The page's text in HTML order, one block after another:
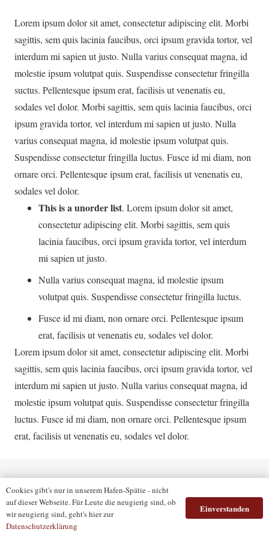
Lorem ipsum dolor sit amet, consectetur adipiscing elit. Morbi
sagittis, sem quis lacinia faucibus, orci ipsum gravida tortor, vel
interdum mi sapien ut justo. Nulla varius consequat magna, id
molestie ipsum volutpat quis. Suspendisse consectetur fringilla
suctus. Pellentesque ipsum erat, facilisis ut venenatis eu,
sodales vel dolor. Morbi sagittis, sem quis lacinia faucibus, orci
ipsum gravida tortor, vel interdum mi sapien ut justo. Nulla
varius consequat magna, id molestie ipsum volutpat quis.
Suspendisse consectetur fringilla luctus. Fusce id mi diam, non
ornare orci. Pellentesque ipsum erat, facilisis ut venenatis eu,
sodales vel dolor.
This is a unorder list. Lorem ipsum dolor sit amet,
consectetur adipiscing elit. Morbi sagittis, sem quis
lacinia faucibus, orci ipsum gravida tortor, vel interdum
mi sapien ut justo.
Nulla varius consequat magna, id molestie ipsum
volutpat quis. Suspendisse consectetur fringilla luctus.
Fusce id mi diam, non ornare orci. Pellentesque ipsum
erat, facilisis ut venenatis eu, sodales vel dolor.
Lorem ipsum dolor sit amet, consectetur adipiscing elit. Morbi
sagittis, sem quis lacinia faucibus, orci ipsum gravida tortor, vel
interdum mi sapien ut justo. Nulla varius consequat magna, id
molestie ipsum volutpat quis. Suspendisse consectetur fringilla
luctus. Fusce id mi diam, non ornare orci. Pellentesque ipsum
erat, facilisis ut venenatis eu, sodales vel dolor.
Cookies gibt's nur in unserem Hafen-Spätie - nicht
auf dieser Webseite. Für Leute die neugierig sind, ob
wir neugierig sind, geht's hier zur
Datenschutzerklärung
Einverstanden